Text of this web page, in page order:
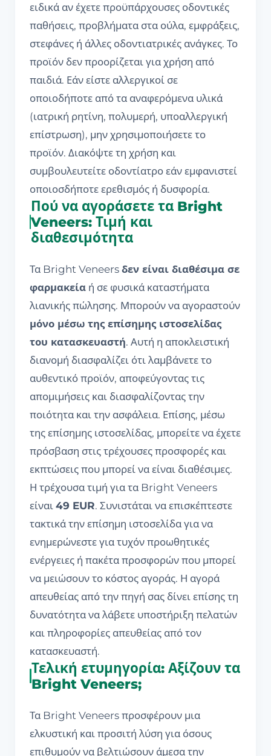
ειδικά αν έχετε προϋπάρχουσες οδοντικές
παθήσεις, προβλήματα στα ούλα, εμφράξεις,
στεφάνες ή άλλες οδοντιατρικές ανάγκες. Το
προϊόν δεν προορίζεται για χρήση από
παιδιά. Εάν είστε αλλεργικοί σε
οποιοδήποτε από τα αναφερόμενα υλικά
(ιατρική ρητίνη, πολυμερή, υποαλλεργική
επίστρωση), μην χρησιμοποιήσετε το
προϊόν. Διακόψτε τη χρήση και
συμβουλευτείτε οδοντίατρο εάν εμφανιστεί
οποιοσδήποτε ερεθισμός ή δυσφορία.
Πού να αγοράσετε τα Bright
Veneers: Τιμή και
διαθεσιμότητα
Τα Bright Veneers δεν είναι διαθέσιμα σε
φαρμακεία ή σε φυσικά καταστήματα
λιανικής πώλησης. Μπορούν να αγοραστούν
μόνο μέσω της επίσημης ιστοσελίδας
του κατασκευαστή. Αυτή η αποκλειστική
διανομή διασφαλίζει ότι λαμβάνετε το
αυθεντικό προϊόν, αποφεύγοντας τις
απομιμήσεις και διασφαλίζοντας την
ποιότητα και την ασφάλεια. Επίσης, μέσω
της επίσημης ιστοσελίδας, μπορείτε να έχετε
πρόσβαση στις τρέχουσες προσφορές και
εκπτώσεις που μπορεί να είναι διαθέσιμες.
Η τρέχουσα τιμή για τα Bright Veneers
είναι 49 EUR. Συνιστάται να επισκέπτεστε
τακτικά την επίσημη ιστοσελίδα για να
ενημερώνεστε για τυχόν προωθητικές
ενέργειες ή πακέτα προσφορών που μπορεί
να μειώσουν το κόστος αγοράς. Η αγορά
απευθείας από την πηγή σας δίνει επίσης τη
δυνατότητα να λάβετε υποστήριξη πελατών
και πληροφορίες απευθείας από τον
κατασκευαστή.
Τελική ετυμηγορία: Αξίζουν τα
Bright Veneers;
Τα Bright Veneers προσφέρουν μια
ελκυστική και προσιτή λύση για όσους
επιθυμούν να βελτιώσουν άμεσα την